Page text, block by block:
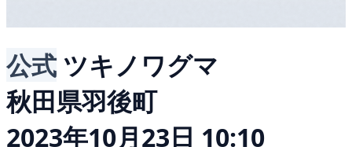
公式 ツキノワグマ
秋田県羽後町
2023年10月23日 10:10